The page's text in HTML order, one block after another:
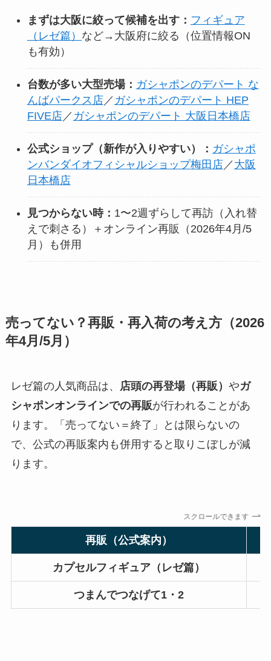
まずは大阪に絞って候補を出す： フィギュア
（レゼ篇） など→大阪府に絞る（位置情報ON
も有効）
台数が多い大型売場： ガシャポンのデパート な
んばパークス店／ ガシャポンのデパート HEP
FIVE店／ ガシャポンのデパート 大阪日本橋店
公式ショップ（新作が入りやすい）： ガシャポ
ンバンダイオフィシャルショップ梅田店／ 大阪
日本橋店
見つからない時： 1〜2週ずらして再訪（入れ替
えで刺さる）＋オンライン再販（2026年4月/5
月）も併用
売ってない？再販・再入荷の考え方（2026
年4月/5月）
レゼ篇の人気商品は、 店頭の再登場（再販） やガ
シャポンオンラインでの再販が行われることがあ
ります。「売ってない＝終了」とは限らないの
で、公式の再販案内も併用すると取りこぼしが減
ります。
スクロールできます
再販（公式案内）
カプセルフィギュア（レゼ篇）
つまんでつなげて1・2